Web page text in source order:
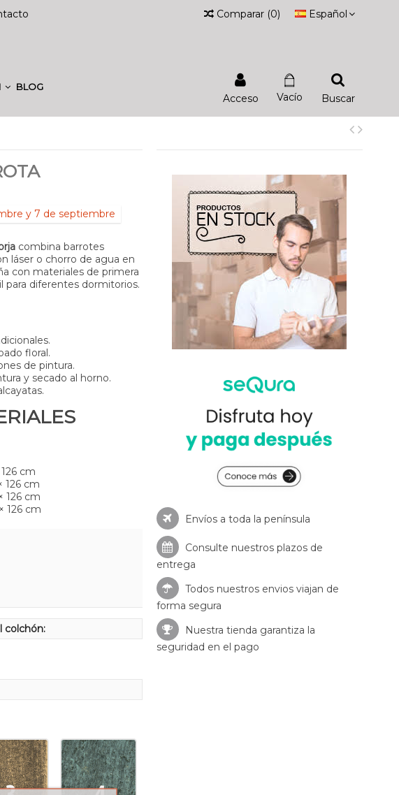
Español
Comparar (0)
BLOG
Buscar
Vacío
Acceso
y 7 de septiembre
combina barrotes
láser o chorro de agua en
con materiales de primera
para diferentes dormitorios.
floral.
de pintura.
y secado al horno.
cm
126 cm
126 cm
126 cm
colchón:
Envíos a toda la península
Consulte nuestros plazos de
entrega
Todos nuestros envios viajan de
forma segura
Nuestra tienda garantiza la
seguridad en el pago